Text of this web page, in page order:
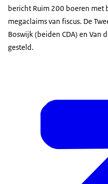
bericht Ruim 200 boeren met
megaclaims van fiscus. De
Boswijk (beiden CDA) en Van
gesteld.